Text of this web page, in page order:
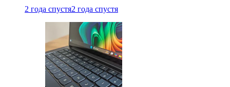
2 года спустя2 года спустя